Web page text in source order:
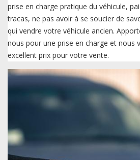
prise en charge pratique du véhicule,
tracas, ne pas avoir à se soucier de
qui vendre votre véhicule ancien.
nous pour une prise en charge et nous
excellent prix pour votre vente.